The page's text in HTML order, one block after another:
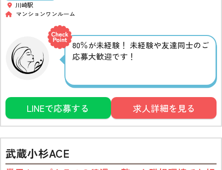
川崎駅
マンションワンルーム
80％が未経験！ 未経験や友達同士のご
応募大歓迎です！
LINEで応募する 求人詳細を見る
武蔵小杉ACE